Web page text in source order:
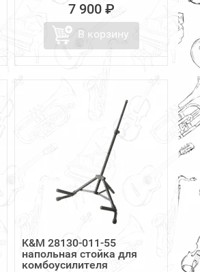
7 900 ₽
В корзину
K&M 28130-011-55
напольная стойка для
комбоусилителя